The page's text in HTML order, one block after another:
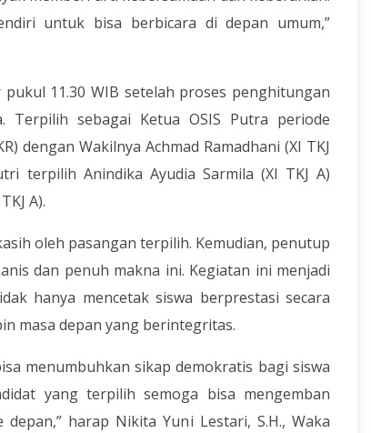
untuk bisa berbicara di depan umum,”
11.30 WIB setelah proses penghitungan
Terpilih sebagai Ketua OSIS Putra periode
dengan Wakilnya Achmad Ramadhani (XI TKJ
terpilih Anindika Ayudia Sarmila (XI TKJ A)
A).
oleh pasangan terpilih. Kemudian, penutup
dan penuh makna ini. Kegiatan ini menjadi
hanya mencetak siswa berprestasi secara
masa depan yang berintegritas.
menumbuhkan sikap demokratis bagi siswa
yang terpilih semoga bisa mengemban
harap Nikita Yuni Lestari, S.H., Waka